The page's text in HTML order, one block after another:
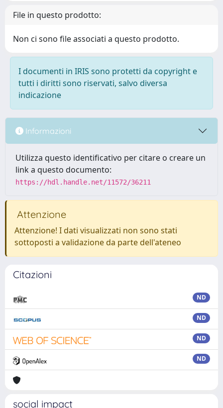
File in questo prodotto:
Non ci sono file associati a questo prodotto.
I documenti in IRIS sono protetti da copyright e
tutti i diritti sono riservati, salvo diversa
indicazione
Informazioni
Utilizza questo identificativo per citare o creare un
link a questo documento:
https://hdl.handle.net/11572/36211
Attenzione
Attenzione! I dati visualizzati non sono stati
sottoposti a validazione da parte dell'ateneo
Citazioni
ND
ND
ND
ND
social impact